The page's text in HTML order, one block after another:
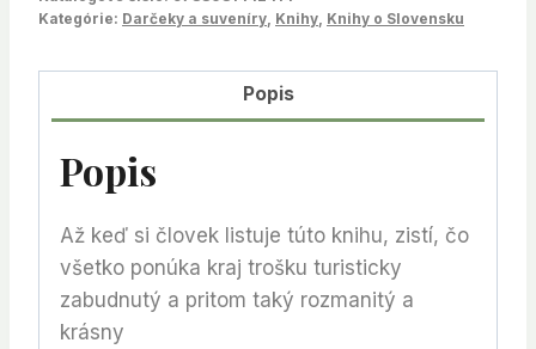
Kategórie: Darčeky a suveníry Knihy Knihy o Slovensku
Popis
Popis
Až keď si človek listuje túto knihu, zistí, čo
všetko ponúka kraj trošku turisticky
zabudnutý a pritom taký rozmanitý a
krásny